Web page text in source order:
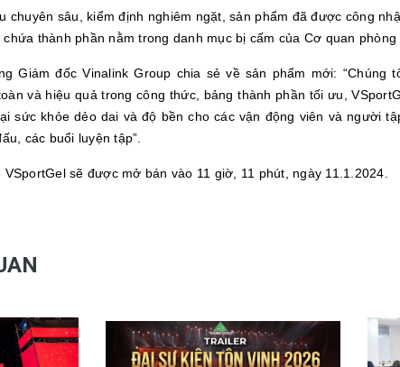
chuyên sâu, kiểm định nghiêm ngặt, sản phẩm đã được công
thành phần nằm trong danh mục bị cấm của Cơ quan phòng
Giám đốc Vinalink Group chia sẻ về sản phẩm mới: “Chúng
và hiệu quả trong công thức, bảng thành phần tối ưu,
sức khỏe dẻo dai và độ bền cho các vận động viên và người
các buổi luyện tập”.
sẽ được mở bán vào 11 giờ, 11 phút, ngày 11.1.2024.